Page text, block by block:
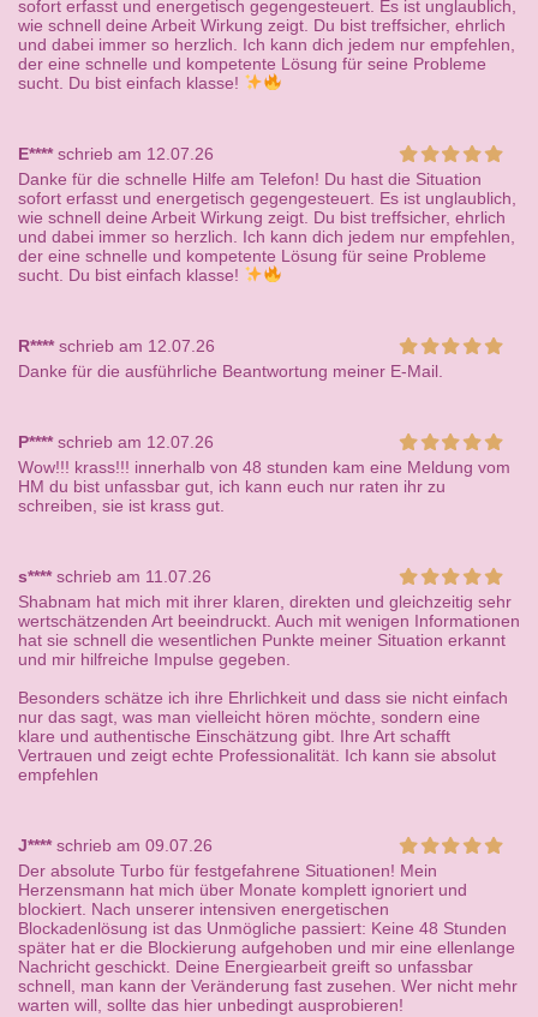
sofort erfasst und energetisch gegengesteuert. Es ist unglaublich,
wie schnell deine Arbeit Wirkung zeigt. Du bist treffsicher, ehrlich
und dabei immer so herzlich. Ich kann dich jedem nur empfehlen,
der eine schnelle und kompetente Lösung für seine Probleme
sucht. Du bist einfach klasse!
E****schrieb am 12.07.26
Danke für die schnelle Hilfe am Telefon! Du hast die Situation
sofort erfasst und energetisch gegengesteuert. Es ist unglaublich,
wie schnell deine Arbeit Wirkung zeigt. Du bist treffsicher, ehrlich
und dabei immer so herzlich. Ich kann dich jedem nur empfehlen,
der eine schnelle und kompetente Lösung für seine Probleme
sucht. Du bist einfach klasse!
R****schrieb am 12.07.26
Danke für die ausführliche Beantwortung meiner E-Mail.
P****schrieb am 12.07.26
Wow!!! krass!!! innerhalb von 48 stunden kam eine Meldung vom
HM du bist unfassbar gut, ich kann euch nur raten ihr zu
schreiben, sie ist krass gut.
s****schrieb am 11.07.26
Shabnam hat mich mit ihrer klaren, direkten und gleichzeitig sehr
wertschätzenden Art beeindruckt. Auch mit wenigen Informationen
hat sie schnell die wesentlichen Punkte meiner Situation erkannt
und mir hilfreiche Impulse gegeben.
Besonders schätze ich ihre Ehrlichkeit und dass sie nicht einfach
nur das sagt, was man vielleicht hören möchte, sondern eine
klare und authentische Einschätzung gibt. Ihre Art schafft
Vertrauen und zeigt echte Professionalität. Ich kann sie absolut
empfehlen
J****schrieb am 09.07.26
Der absolute Turbo für festgefahrene Situationen! Mein
Herzensmann hat mich über Monate komplett ignoriert und
blockiert. Nach unserer intensiven energetischen
Blockadenlösung ist das Unmögliche passiert: Keine 48 Stunden
später hat er die Blockierung aufgehoben und mir eine ellenlange
Nachricht geschickt. Deine Energiearbeit greift so unfassbar
schnell, man kann der Veränderung fast zusehen. Wer nicht mehr
warten will, sollte das hier unbedingt ausprobieren!